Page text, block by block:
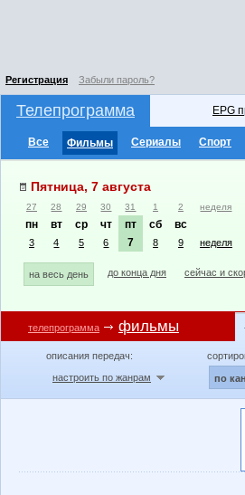
Регистрация Забыли пароль?
Телепрограмма EPG
Все Фильмы Сериалы Спорт
Пятница, 7 августа
27 28 29 30 31 1 2 неделя
пн вт ср чт пт сб вс
3 4 5 6 7 8 9 неделя
на весь день до конца дня сейчас и
телепрограмма фильмы
описания передач:
настроить по жанрам
по